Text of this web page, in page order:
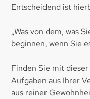
Entscheidend ist
„Was von dem, was
beginnen, wenn Sie
Finden Sie mit
Aufgaben aus Ihrer
aus reiner